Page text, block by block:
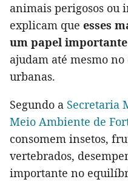
animais perigosos ou
explicam que esses
um papel importante
ajudam até mesmo
urbanas.
Segundo a Secretaria
Meio Ambiente de
consomem insetos,
vertebrados,
importante no